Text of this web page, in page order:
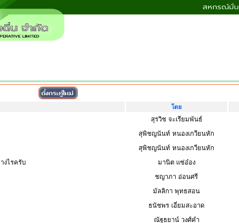
โดย
สุรวิช จะเรียมพันธ์
สุพิชญนันท์ หนองเกวียนหัก
สุพิชญนันท์ หนองเกวียนหัก
งไรครับ มานิต แซ่อ๋อง
ชญาภา อ่อนศรี
มัลลิกา พุทธสอน
ธนัชพร เอี่ยมสะอาด
ณัฐธยาน์ วงศ์คำ